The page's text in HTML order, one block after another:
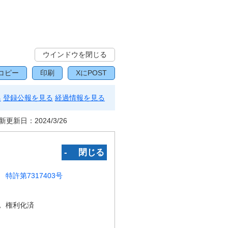
ウインドウを閉じる
ピー 印刷 XにPOST
登録公報を見る 経過情報を見る
更新日： 2024/3/26
‐ 閉じる
特許第7317403号
権利化済